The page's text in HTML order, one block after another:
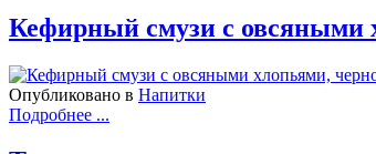
Кефирный смузи с овсяными
Опубликовано в Напитки
Подробнее ...